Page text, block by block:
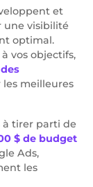
et
une visibilité
optimal.
vos objectifs,
les meilleures
à tirer parti de
$ de budget
Ads,
les